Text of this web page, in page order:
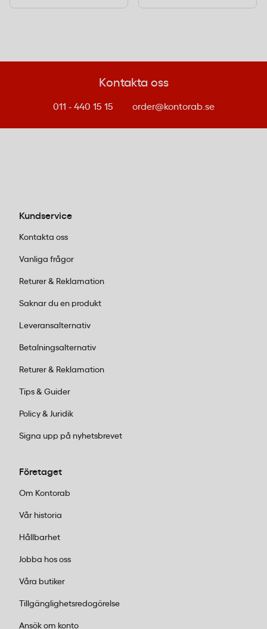
Kontakta oss
011 - 440 15 15 order@kontorab.se
Kundservice
Kontakta oss
Vanliga frågor
Returer & Reklamation
Saknar du en produkt
Leveransalternativ
Betalningsalternativ
Returer & Reklamation
Tips & Guider
Policy & Juridik
Signa upp på nyhetsbrevet
Företaget
Om Kontorab
Vår historia
Hållbarhet
Jobba hos oss
Våra butiker
Tillgänglighetsredogörelse
Ansök om konto